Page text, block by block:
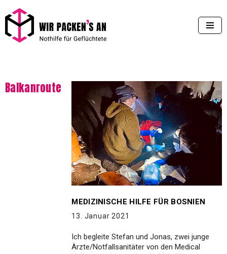
Zum
Inhalt
Balkanroute
MEDIZINISCHE HILFE FÜR BOSNIEN
13. Januar 2021
Ich begleite Stefan und Jonas, zwei junge
Ärzte/Notfallsanitäter von den Medical